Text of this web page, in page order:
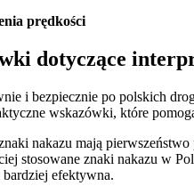
prędkości
dotyczące
i‍ bezpiecznie po polskich
wskazówki, które
nakazu mają
stosowane znaki nakazu ​w
bardziej efektywna.